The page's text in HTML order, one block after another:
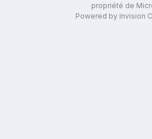
propriété de
Powered by Invision